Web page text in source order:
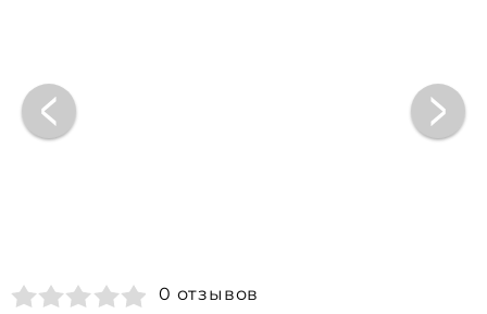
0 отзывов